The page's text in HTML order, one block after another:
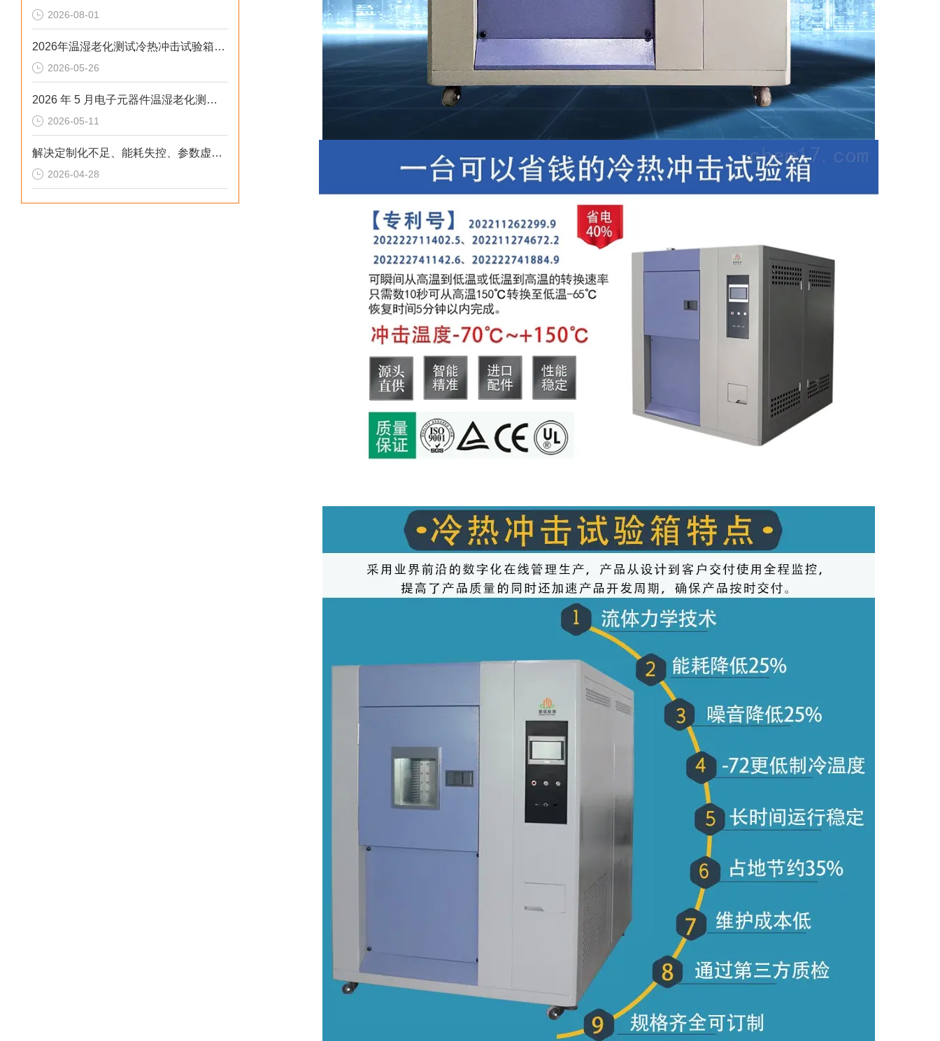
2026-08-01
2026年温湿老化测试冷热冲击试验箱排行榜：解决精度差、数据无效等核心痛点
2026-05-26
2026 年 5 月电子元器件温湿老化测试：冷热冲击不稳、数据无效？这样解决
2026-05-11
解决定制化不足、能耗失控、参数虚标痛点的2026选型标准
2026-04-28